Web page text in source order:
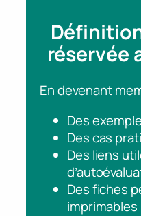
réservée
En devenant
Des
Des cas
Des liens
Des fiches
imprimables